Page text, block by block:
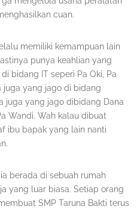
cuan.
memiliki kemampuan lain
punya keahlian yang
bidang IT seperi Pa Oki, Pa
juga yang jago di bidang
juga yang jago dibidang Dana
Wandi. Wah kalau dibuat
ibu bapak yang lain nanti
berada di sebuah rumah
yang luar biasa. Setiap orang
SMP Taruna Bakti terus